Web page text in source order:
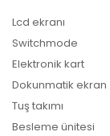
Lcd ekranı
Switchmode
Elektronik kart
Dokunmatik ekran
Tuş takımı
Besleme ünitesi